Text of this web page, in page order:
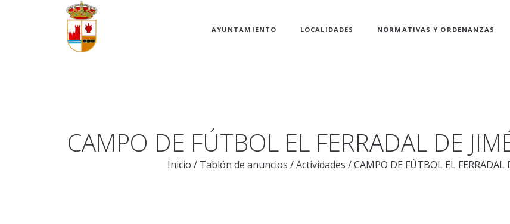
AYUNTAMIENTO LOCALIDADES NORMATIVAS Y ORDENANZAS
CAMPO DE FÚTBOL EL FERRADAL DE
Inicio / Tablón de anuncios /Actividades /CAMPO DE FÚTBOL EL